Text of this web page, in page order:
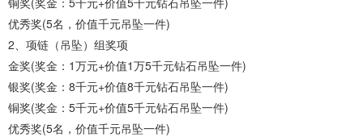
优秀奖(5名，价值千元吊坠一件)
2、项链（吊坠）组奖项
金奖(奖金：1万元+价值1万5千元钻石吊坠一件)
银奖(奖金：8千元+价值8千元钻石吊坠一件)
铜奖(奖金：5千元+价值5千元钻石吊坠一件)
优秀奖(5名，价值千元吊坠一件)